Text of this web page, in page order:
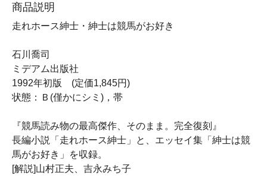
商品説明
走れホース紳士・紳士は競馬がお好き
石川喬司
ミデアム出版社
1992年初版 (定価1,845円)
状態：Ｂ(僅かにシミ)，帯
『競馬読み物の最高傑作、そのまま。完全復刻』
長編小説「走れホース紳士」と、エッセイ集「紳士は競
馬がお好き」を収録。
[解説]山村正夫、吉永みち子